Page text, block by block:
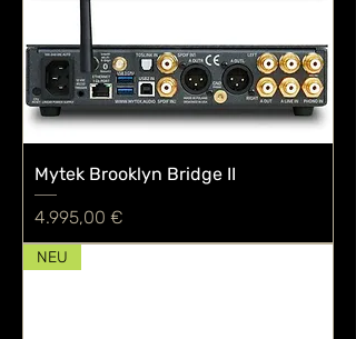
Mytek Brooklyn Bridge II
Preis
4.995,00 €
NEU